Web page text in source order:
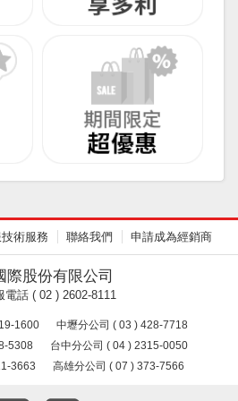
術服務 聯絡我們 申請成為經銷商
際股份有限公司
電話 ( 02 ) 2602-8111
1600
中壢分公司 ( 03 ) 428-7718
5308
台中分公司 ( 04 ) 2315-0050
3663
高雄分公司 ( 07 ) 373-7566